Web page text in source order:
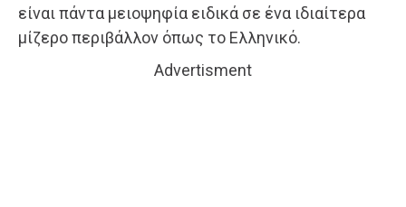
είναι πάντα μειοψηφία ειδικά σε ένα ιδιαίτερα
μίζερο περιβάλλον όπως το Ελληνικό.
Advertisment